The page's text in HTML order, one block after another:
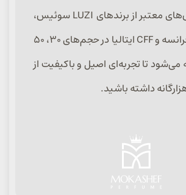
عطر با اسانس‌های معتبر از برندهای LUZI سوئیس،
ARGEVILLE فرانسه و CFF ایتالیا در حجم‌های ۳۰، ۵۰
می‌شود تا تجربه‌ای اصیل و باکیفیت از
داشته باشید.